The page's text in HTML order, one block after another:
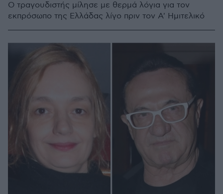
Ο τραγουδιστής μίλησε με θερμά λόγια για τον
εκπρόσωπο της Ελλάδας λίγο πριν τον Α' Ημιτελικό